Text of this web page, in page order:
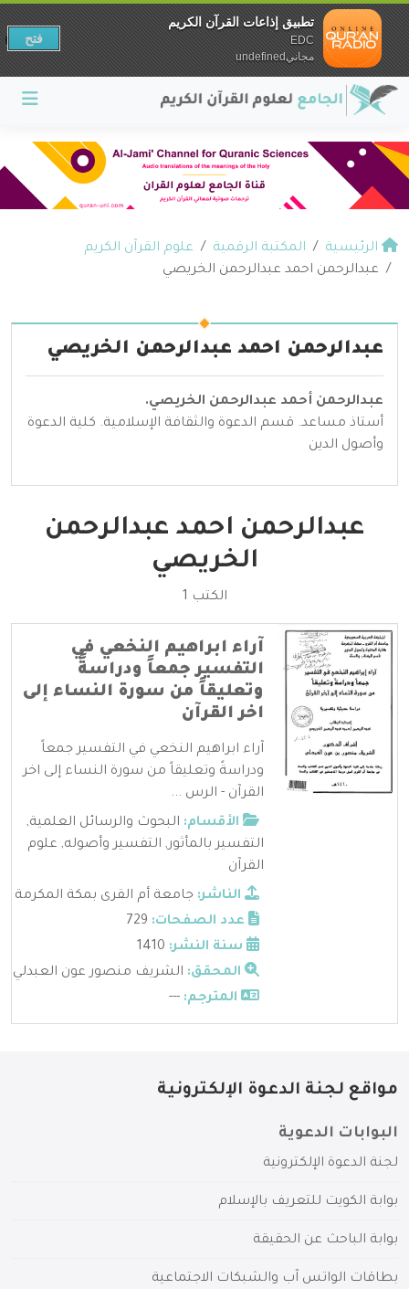
الرئيسية المكتبة الرقمية
علوم القرآن الكريم
عبدالرحمن احمد عبدالرحمن الخريصي
عبدالرحمن احمد عبدالرحمن الخريصي
عبدالرحمن أحمد عبدالرحمن الخريصي.
أستاذ مساعد. قسم الدعوة والثقافة الإسلامية. كلية الدعوة
وأصول الدين
عبدالرحمن احمد عبدالرحمن
الخريصي
الكتب 1
آراء ابراهيم النخعي في
التفسير جمعاً ودراسةً
وتعليقاً من سورة النساء إلى
اخر القرآن
آراء ابراهيم النخعي في التفسير جمعاً
ودراسةً وتعليقاً من سورة النساء إلى اخر
القرآن - الرس ...
الأقسام: البحوث والرسائل العلمية,
التفسير بالمأثور, التفسير وأصوله, علوم
القرآن
الناشر: جامعة أم القرى بمكة المكرمة
عدد الصفحات:
سنة النشر:
المحقق: الشريف منصور عون العبدلي
المترجم: ---
مواقع لجنة الدعوة الإلكترونية
البوابات الدعوية
لجنة الدعوة الإلكترونية
بوابة الكويت للتعريف بالإسلام
بوابة الباحث عن الحقيقة
بطاقات الواتس آب والشبكات الاجتماعية
تطبيق إذاعات القرآن الكريم
EDC
مجانيundefined
فتح